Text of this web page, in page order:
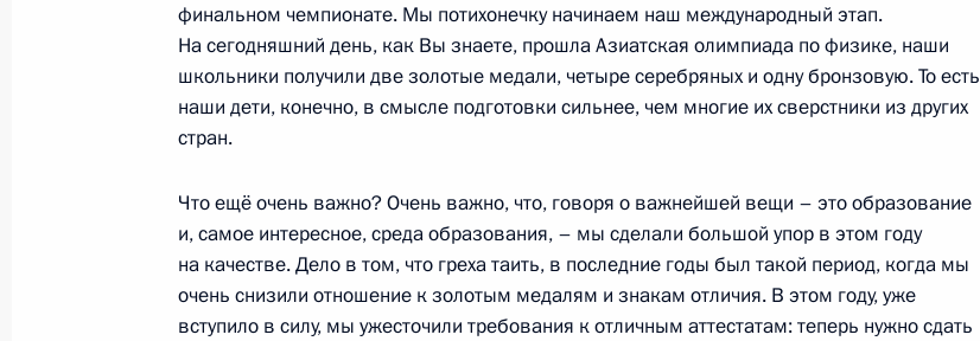
Совещание по развитию лёгкой промышленности
24 августа 2017 года, 14:10
Перечень поручений по итогам Прямой линии с Владимиром
Путиным
22 июня 2017 года, 16:00
финальном чемпионате. Мы потихонечку начинаем наш международный этап.
На сегодняшний день, как Вы знаете, прошла Азиатская олимпиада по физике, наши
школьники получили две золотые медали, четыре серебряных и одну бронзовую. То есть
наши дети, конечно, в смысле подготовки сильнее, чем многие их сверстники из других
стран.
Что ещё очень важно? Очень важно, что, говоря о важнейшей вещи – это образование
и, самое интересное, среда образования, – мы сделали большой упор в этом году
на качестве. Дело в том, что греха таить, в последние годы был такой период, когда мы
очень снизили отношение к золотым медалям и знакам отличия. В этом году, уже
вступило в силу, мы ужесточили требования к отличным аттестатам: теперь нужно сдать